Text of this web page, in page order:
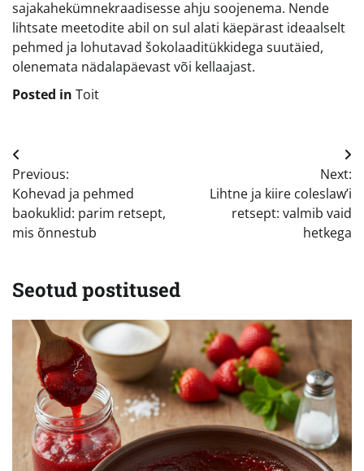
sajakahekümnekraadisesse ahju soojenema. Nende
lihtsate meetodite abil on sul alati käepärast ideaalselt
pehmed ja lohutavad šokolaaditükkidega suutäied,
olenemata nädalapäevast või kellaajast.
Posted in Toit
Navigeerimine
Previous:
Kohevad ja pehmed
baokuklid: parim retsept,
mis õnnestub
Next:
Lihtne ja kiire coleslaw’i
retsept: valmib vaid
hetkega
Seotud postitused